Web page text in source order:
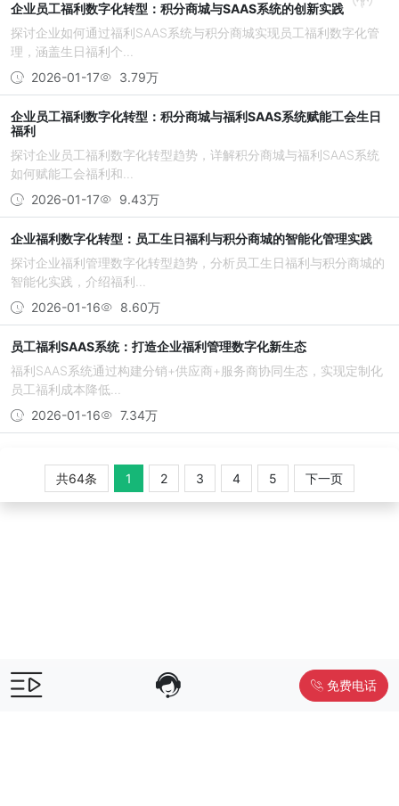
企业员工福利数字化转型：积分商城与SAAS系统的创新实践
探讨企业如何通过福利SAAS系统与积分商城实现员工福利数字化管
理，涵盖生日福利个...
2026-01-17
3.79万
企业员工福利数字化转型：积分商城与福利SAAS系统赋能工会生日
福利
探讨企业员工福利数字化转型趋势，详解积分商城与福利SAAS系统
如何赋能工会福利和...
2026-01-17
9.43万
企业福利数字化转型：员工生日福利与积分商城的智能化管理实践
探讨企业福利管理数字化转型趋势，分析员工生日福利与积分商城的
智能化实践，介绍福利...
2026-01-16
8.60万
员工福利SAAS系统：打造企业福利管理数字化新生态
福利SAAS系统通过构建分销+供应商+服务商协同生态，实现定制化
员工福利成本降低...
2026-01-16
7.34万
共64条 1 2 3 4 5 下一页
免费电话